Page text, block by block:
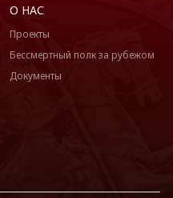
О НАС
Проекты
Бессмертный полк за рубежом
Документы